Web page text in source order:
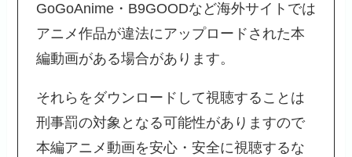
GoGoAnime・B9GOODなど海外サイトでは
アニメ作品が違法にアップロードされた本
編動画がある場合があります。
それらをダウンロードして視聴することは
刑事罰の対象となる可能性がありますので
本編アニメ動画を安心・安全に視聴するな